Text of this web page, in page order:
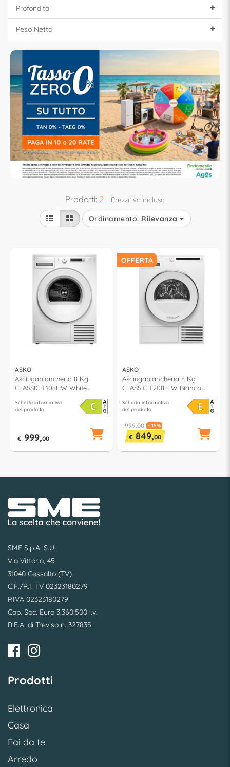
Profondità
Peso Netto
Prodotti: 2 Prezzi iva inclusa
Ordinamento: Rilevanza
ASKO
Asciugabiancheria 8 Kg
CLASSIC T108HW White
Scheda informativa
del prodotto
€ 999,00
OFFERTA
ASKO
Asciugabiancheria 8 Kg
CLASSIC T208H W Bianco
Scheda informativa
del prodotto
999,00 - 15%
€ 849,00
SME S.p.A. S.U.
Via Vittoria, 45
31040 Cessalto (TV)
C.F./R.I. TV 02323180279
P.IVA 02323180279
Cap. Soc. Euro 3.360.500 i.v.
R.E.A. di Treviso n. 327835
Prodotti
Elettronica
Casa
Fai da te
Arredo